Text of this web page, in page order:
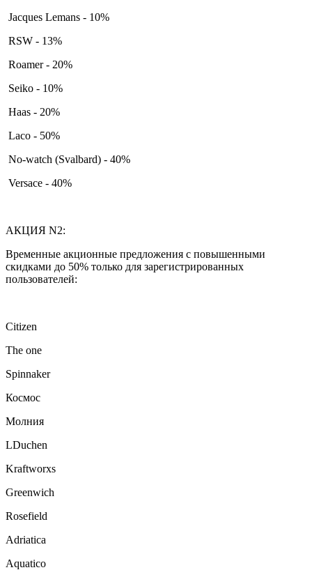
Jacques Lemans - 10%
RSW - 13%
Roamer - 20%
Seiko - 10%
Haas - 20%
Laco - 50%
No-watch (Svalbard) - 40%
Versace - 40%
АКЦИЯ N2:
Временные акционные предложения с повышенными
скидками до 50% только для зарегистрированных
пользователей:
Citizen
The one
Spinnaker
Космос
Молния
LDuchen
Kraftworxs
Greenwich
Rosefield
Adriatica
Aquatico